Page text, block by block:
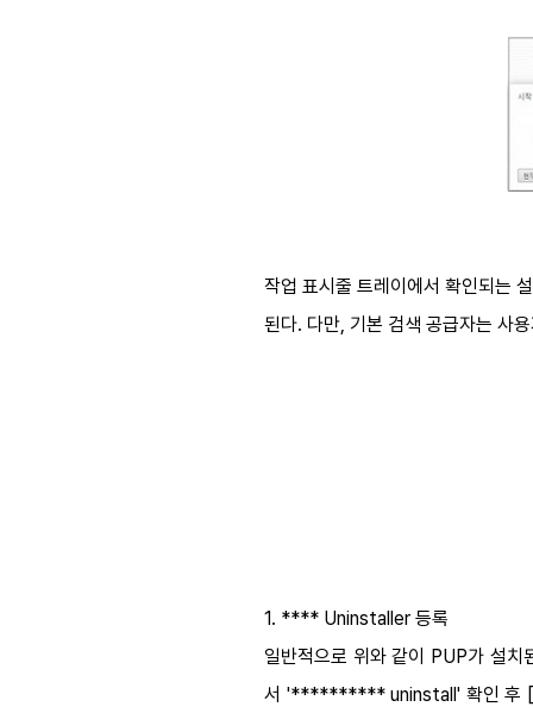
작업 표시줄 트레이에서 확인되는
된다. 다만, 기본 검색 공급자는 사
1. **** Uninstaller 등록
일반적으로 위와 같이 PUP가 설
서 '********** uninstall' 확인 후 [